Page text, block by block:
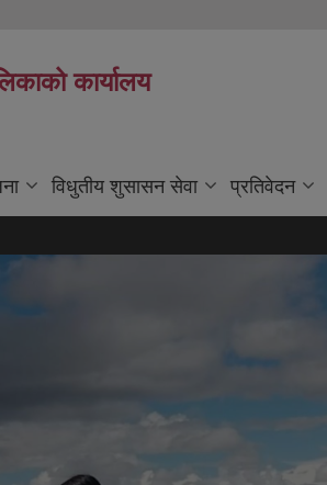
कार्यालय
विधुतीय शुसासन सेवा प्रतिवेदन